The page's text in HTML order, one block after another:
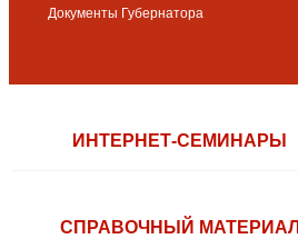
Документы Губернатора
ИНТЕРНЕТ-СЕМИНАРЫ
СПРАВОЧНЫЙ МАТЕРИАЛ